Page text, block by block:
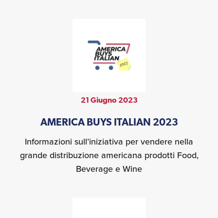
21 Giugno 2023
AMERICA BUYS ITALIAN 2023
Informazioni sull’iniziativa per vendere nella
grande distribuzione americana prodotti Food,
Beverage e Wine